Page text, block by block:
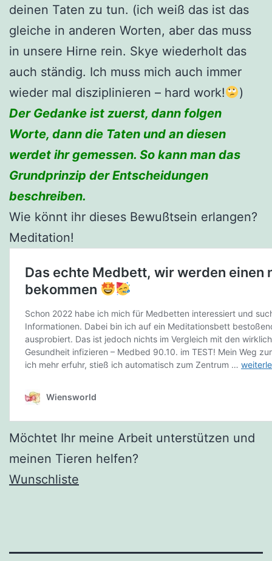
deinen Taten zu tun. (ich weiß das ist das
gleiche in anderen Worten, aber das muss
in unsere Hirne rein. Skye wiederholt das
auch ständig. Ich muss mich auch immer
wieder mal disziplinieren – hard work!
)
Der Gedanke ist zuerst, dann folgen
Worte, dann die Taten und an diesen
werdet ihr gemessen. So kann man das
Grundprinzip der Entscheidungen
beschreiben.
Wie könnt ihr dieses Bewußtsein erlangen?
Meditation!
Möchtet Ihr meine Arbeit unterstützen und
meinen Tieren helfen?
Wunschliste